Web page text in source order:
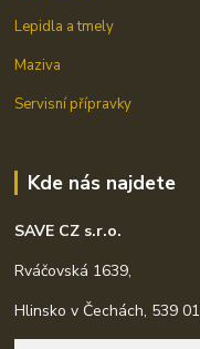
Lepidla a tmely
Maziva
Servisní přípravky
Kde nás najdete
SAVE CZ s.r.o.
Rváčovská 1639,
Hlinsko v Čechách, 539 01